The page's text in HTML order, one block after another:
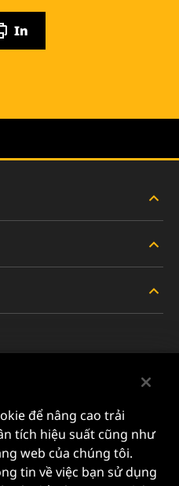
In
NHẸ
(S.E.A.) PTE
để nâng cao trải
tích hiệu suất cũng như
web của chúng tôi.
tin về việc bạn sử dụng